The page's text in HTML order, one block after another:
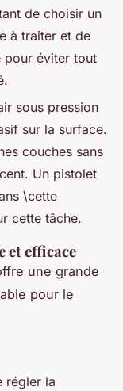
de choisir un
à traiter et de
pour éviter tout
sous pression
sur la surface.
couches sans
Un pistolet
\cette
cette tâche.
et efficace
une grande
pour le
régler la